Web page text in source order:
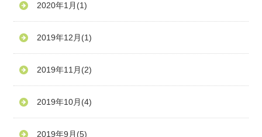
2020年1月 (1)
2019年12月 (1)
2019年11月 (2)
2019年10月 (4)
2019年9月 (5)